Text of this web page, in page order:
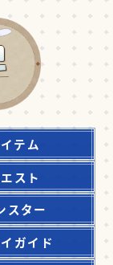
テム
スト
スター
ガイド